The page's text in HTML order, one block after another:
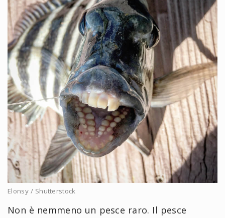
Elonsy / Shutterstock
Non è nemmeno un pesce raro. Il pesce